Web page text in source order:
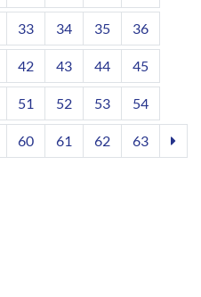
33 34 35 36
42 43 44 45
51 52 53 54
60 61 62 63